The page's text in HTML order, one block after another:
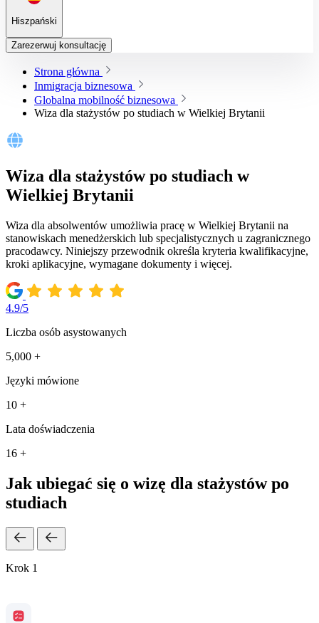
Hiszpański
Zarezerwuj konsultację
Strona główna
Inmigracja biznesowa
Globalna mobilność biznesowa
Wiza dla stażystów po studiach w Wielkiej Brytanii
Wiza dla stażystów po studiach w
Wielkiej Brytanii
Wiza dla absolwentów umożliwia pracę w Wielkiej Brytanii na
stanowiskach menedżerskich lub specjalistycznych u zagranicznego
pracodawcy. Niniejszy przewodnik określa kryteria kwalifikacyjne,
kroki aplikacyjne, wymagane dokumenty i więcej.
4.9/5
Liczba osób asystowanych
5,000 +
Języki mówione
10 +
Lata doświadczenia
16 +
Jak ubiegać się o wizę dla stażystów po
studiach
Krok 1